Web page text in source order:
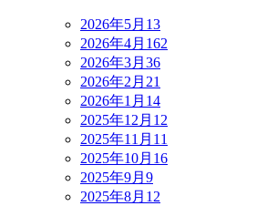
2026年5月 13
2026年4月 162
2026年3月 36
2026年2月 21
2026年1月 14
2025年12月 12
2025年11月 11
2025年10月 16
2025年9月 9
2025年8月 12